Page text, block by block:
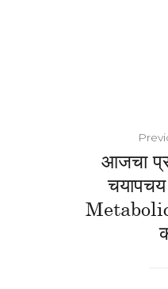
आजचा